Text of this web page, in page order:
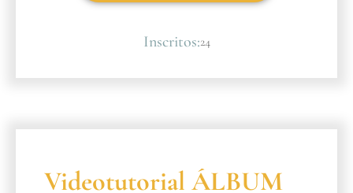
Inscritos:24
Videotutorial ÁLBUM